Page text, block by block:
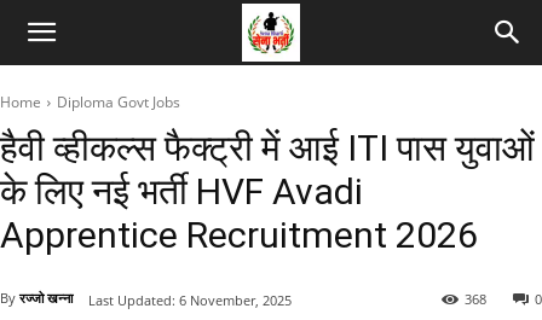
Home Diploma Govt Jobs
हैवी व्हीकल्स फैक्ट्री में आई ITI पास युवाओं
के लिए नई भर्ती HVF Avadi
Apprentice Recruitment 2026
By रज्जो खन्ना 0
368
Last Updated: 6 November, 2025